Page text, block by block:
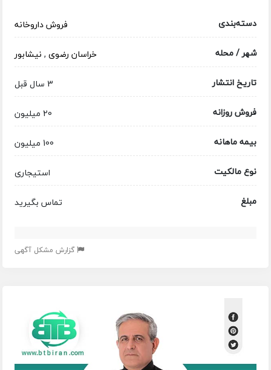
دسته‌بندی
فروش داروخانه
شهر / محله
خراسان رضوی, نیشابور
تاریخ انتشار
3 سال قبل
فروش روزانه
20 میلیون
بیمه ماهانه
100 میلیون
نوع مالکیت
استیجاری
مبلغ
تماس بگیرید
گزارش مشکل آگهی